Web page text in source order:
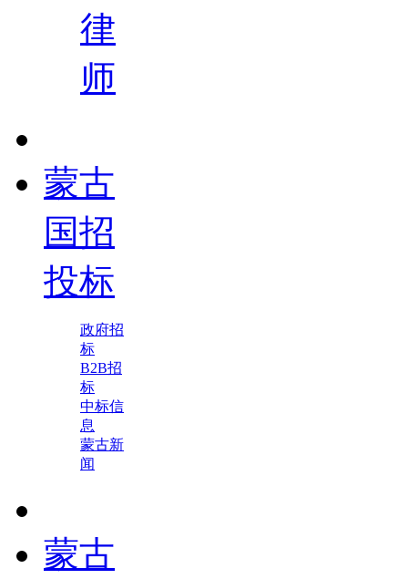
律
师
蒙古
国招
投标
政府招
标
B2B招
标
中标信
息
蒙古新
闻
蒙古